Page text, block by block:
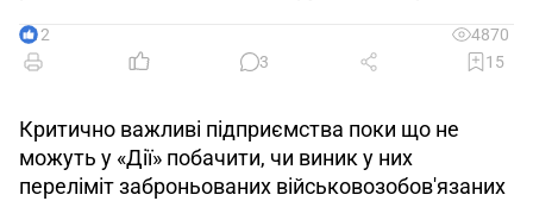
12
4870
3
15
Критично важливі підприємства поки що не
можуть у «Дії» побачити, чи виник у них
переліміт заброньованих військовозобов'язаних